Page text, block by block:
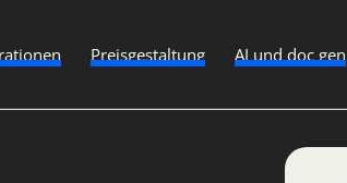
Preisgestaltung AI und doc gen